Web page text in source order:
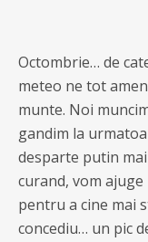
Octombrie… de
meteo ne tot
munte. Noi
gandim la
desparte putin
curand, vom
pentru a cine mai
concediu… un pic